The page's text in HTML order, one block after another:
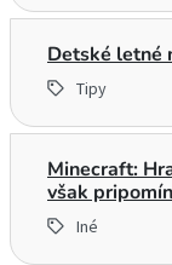
Detské letné
Tipy
Minecraft:
však
Iné